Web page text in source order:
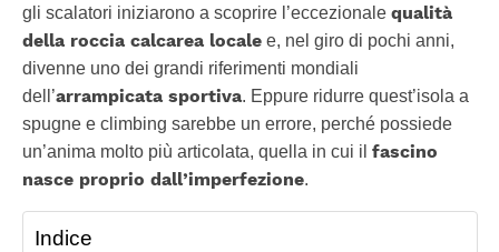
gli scalatori iniziarono a scoprire l’eccezionale qualità
della roccia calcarea locale e, nel giro di pochi anni,
divenne uno dei grandi riferimenti mondiali
dell’arrampicata sportiva. Eppure ridurre quest’isola a
spugne e climbing sarebbe un errore, perché possiede
un’anima molto più articolata, quella in cui il fascino
nasce proprio dall’imperfezione.
Indice